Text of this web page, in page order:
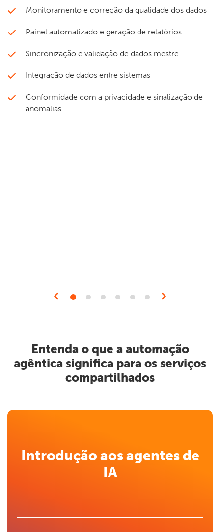
Monitoramento e correção da qualidade dos dados
Painel automatizado e geração de relatórios
Sincronização e validação de dados mestre
Integração de dados entre sistemas
Conformidade com a privacidade e sinalização de
anomalias
Entenda o que a automação
agêntica significa para os serviços
compartilhados
Introdução aos agentes de
IA